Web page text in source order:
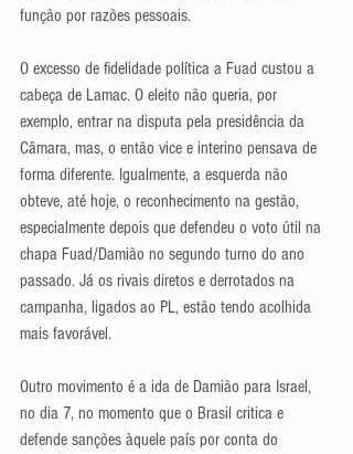
função por razões pessoais.
O excesso de fidelidade política a Fuad custou a
cabeça de Lamac. O eleito não queria, por
exemplo, entrar na disputa pela presidência da
Câmara, mas, o então vice e interino pensava de
forma diferente. Igualmente, a esquerda não
obteve, até hoje, o reconhecimento na gestão,
especialmente depois que defendeu o voto útil na
chapa Fuad/Damião no segundo turno do ano
passado. Já os rivais diretos e derrotados na
campanha, ligados ao PL, estão tendo acolhida
mais favorável.
Outro movimento é a ida de Damião para Israel,
no dia 7, no momento que o Brasil critica e
defende sanções àquele país por conta do